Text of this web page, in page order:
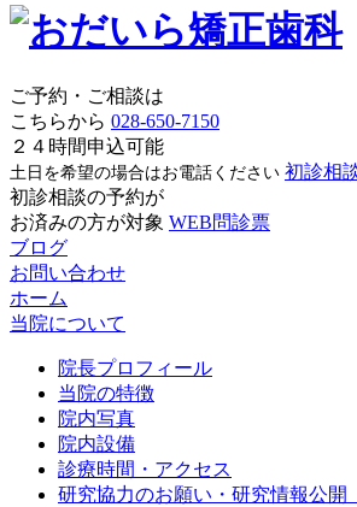
ご予約・ご相談は
こちらから 028-650-7150
２４時間申込可能
土日を希望の場合はお電話ください 初診相
初診相談の予約が
お済みの方が対象 WEB問診票
ブログ
お問い合わせ
ホーム
当院について
院長プロフィール
当院の特徴
院内写真
院内設備
診療時間・アクセス
研究協力のお願い・研究情報公開